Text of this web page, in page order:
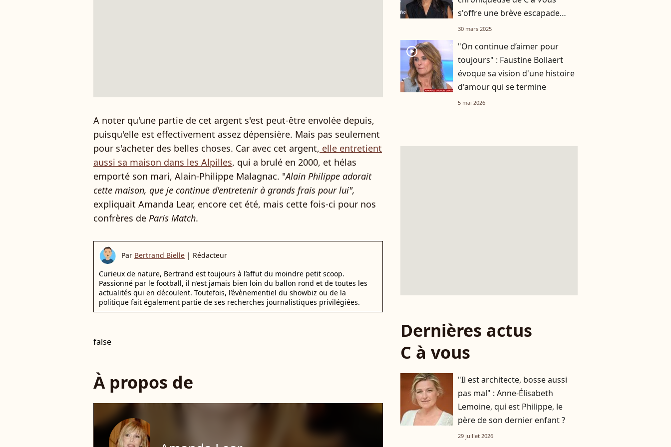
A noter qu'une partie de cet argent s'est peut-être envolée depuis,
puisqu'elle est effectivement assez dépensière. Mais pas seulement
pour s'acheter des belles choses. Car avec cet argent, elle entretient
aussi sa maison dans les Alpilles, qui a brulé en 2000, et hélas
emporté son mari, Alain-Philippe Malagnac. "Alain Philippe adorait
cette maison, que je continue d'entretenir à grands frais pour lui",
expliquait Amanda Lear, encore cet été, mais cette fois-ci pour nos
confrères de Paris Match.
Par Bertrand Bielle | Rédacteur
Curieux de nature, Bertrand est toujours à l’affut du moindre petit scoop.
Passionné par le football, il n’est jamais bien loin du ballon rond et de toutes les
actualités qui en découlent. Toutefois, l’évènementiel du showbiz ou de la
politique fait également partie de ses recherches journalistiques privilégiées.
false
À propos de
s'offre une brève escapade
hors de France
30 mars 2025
player2
"On continue d’aimer pour
toujours" : Faustine Bollaert
évoque sa vision d'une histoire
d'amour qui se termine
5 mai 2026
Dernières actus
C à vous
"Il est architecte, bosse aussi
pas mal" : Anne-Élisabeth
Lemoine, qui est Philippe, le
père de son dernier enfant ?
29 juillet 2026